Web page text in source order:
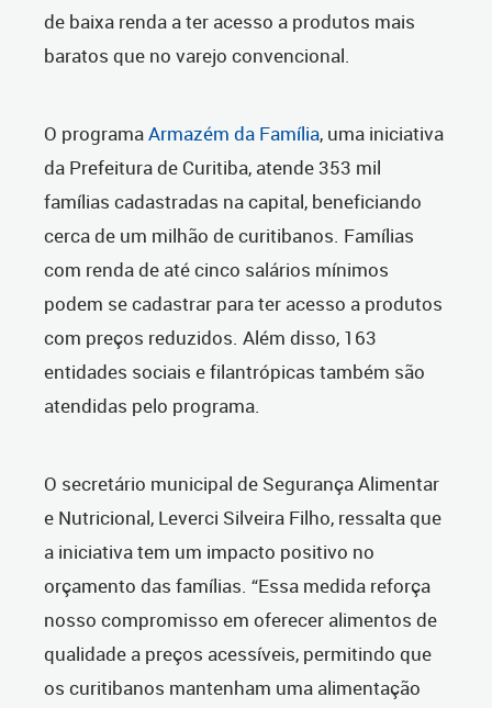
de baixa renda a ter acesso a produtos mais
baratos que no varejo convencional.
O programaArmazém da Família, uma iniciativa
da Prefeitura de Curitiba, atende 353 mil
famílias cadastradas na capital, beneficiando
cerca de um milhão de curitibanos. Famílias
com renda de até cinco salários mínimos
podem se cadastrar para ter acesso a produtos
com preços reduzidos. Além disso, 163
entidades sociais e filantrópicas também são
atendidas pelo programa.
O secretário municipal de Segurança Alimentar
e Nutricional, Leverci Silveira Filho, ressalta que
a iniciativa tem um impacto positivo no
orçamento das famílias. “Essa medida reforça
nosso compromisso em oferecer alimentos de
qualidade a preços acessíveis, permitindo que
os curitibanos mantenham uma alimentação